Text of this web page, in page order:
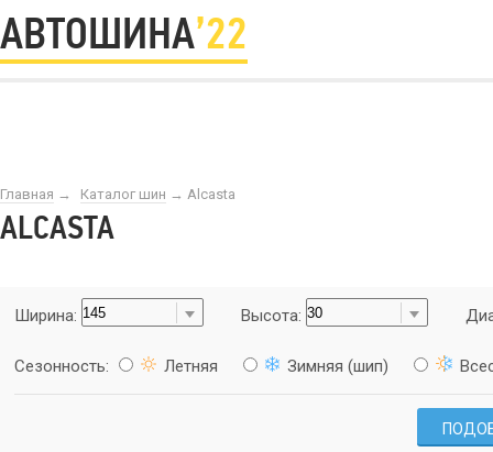
АВТОШИНА’22
Главная → Каталог шин → Alcasta
ALCASTA
Ширина: Высота:
Сезонность: Летняя Зимняя (шип)